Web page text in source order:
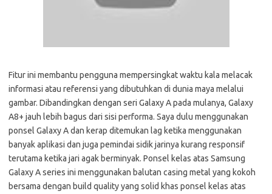
Fitur ini membantu pengguna mempersingkat waktu kala melacak
informasi atau referensi yang dibutuhkan di dunia maya melalui
gambar. Dibandingkan dengan seri Galaxy A pada mulanya, Galaxy
A8+ jauh lebih bagus dari sisi performa. Saya dulu menggunakan
ponsel Galaxy A dan kerap ditemukan lag ketika menggunakan
banyak aplikasi dan juga pemindai sidik jarinya kurang responsif
terutama ketika jari agak berminyak. Ponsel kelas atas Samsung
Galaxy A series ini menggunakan balutan casing metal yang kokoh
bersama dengan build quality yang solid khas ponsel kelas atas